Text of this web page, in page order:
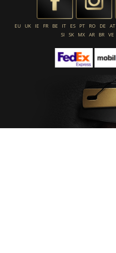
EU UK IE FR BE IT ES PT RO DE AT
SI
SK MX AR BR VE